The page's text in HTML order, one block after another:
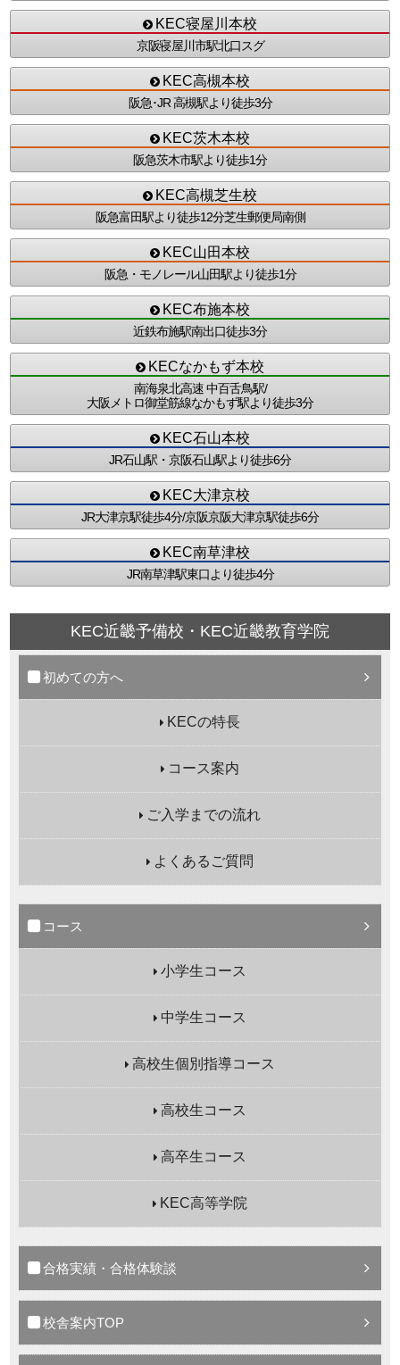
KEC寝屋川本校
京阪寝屋川市駅北口スグ
KEC高槻本校
阪急･JR 高槻駅より徒歩3分
KEC茨木本校
阪急茨木市駅より徒歩1分
KEC高槻芝生校
阪急富田駅より徒歩12分芝生郵便局南側
KEC山田本校
阪急・モノレール山田駅より徒歩1分
KEC布施本校
近鉄布施駅南出口徒歩3分
KECなかもず本校
南海泉北高速 中百舌鳥駅/
大阪メトロ御堂筋線なかもず駅より徒歩3分
KEC石山本校
JR石山駅・京阪石山駅より徒歩6分
KEC大津京校
JR大津京駅徒歩4分/京阪京阪大津京駅徒歩6分
KEC南草津校
JR南草津駅東口より徒歩4分
KEC近畿予備校・KEC近畿教育学院
初めての方へ
KECの特長
コース案内
ご入学までの流れ
よくあるご質問
コース
小学生コース
中学生コース
高校生個別指導コース
高校生コース
高卒生コース
KEC高等学院
合格実績・合格体験談
校舎案内TOP